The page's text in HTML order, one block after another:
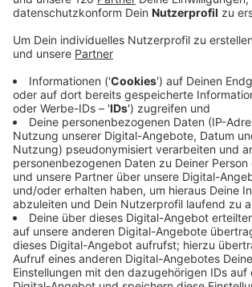
Der LOTTO-Rap